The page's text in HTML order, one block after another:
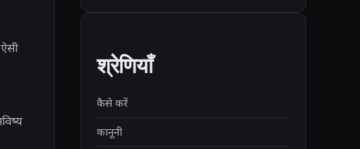
श्रेणियाँ
कैसे करें
कानूनी